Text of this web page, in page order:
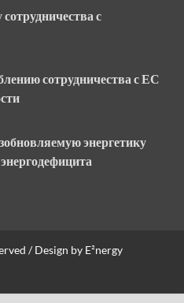
с
сотрудничества с ЕС
энергетику
/ Design by E²nergy